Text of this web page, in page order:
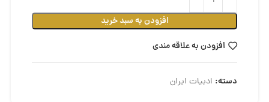
افزودن به سبد خرید
افزودن به علاقه مندی
دسته: ادبیات ایران